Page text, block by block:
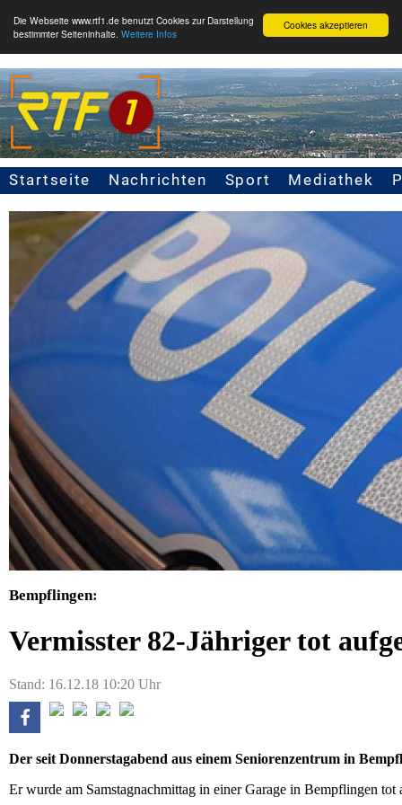
Cookies akzeptieren
Die Webseite www.rtf1.de benutzt Cookies zur Darstellung
bestimmter Seiteninhalte. Weitere Infos
Seitennavigation
Startseite Nachrichten Sport Mediathek
Bempflingen:
Vermisster 82-Jähriger tot
Stand: 16.12.18 10:20 Uhr
Der seit Donnerstagabend aus einem Seniorenzentrum in
Er wurde am Samstagnachmittag in einer Garage in Bempflingen